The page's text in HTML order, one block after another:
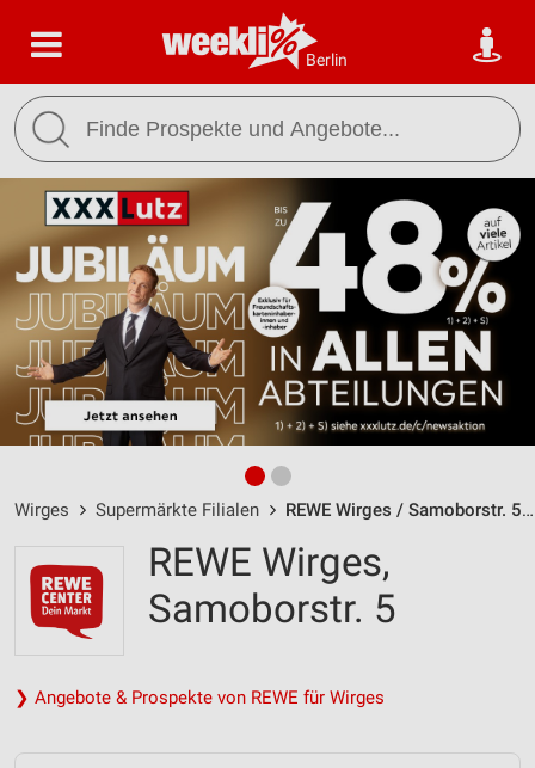
Berlin
Wirges Supermärkte Filialen REWE Wirges / Samoborstr. 5 - Öffnungszeiten & Adresse
REWE Wirges,
Samoborstr. 5
❯ Angebote & Prospekte von REWE für Wirges